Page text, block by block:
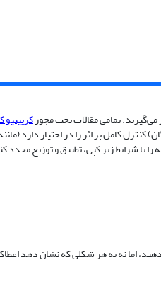
تمامی مقالات تحت مجوزکرییتیو
کامل بر اثر را در اختیار دارد
اما نه به هر شکلی که نشان دهد